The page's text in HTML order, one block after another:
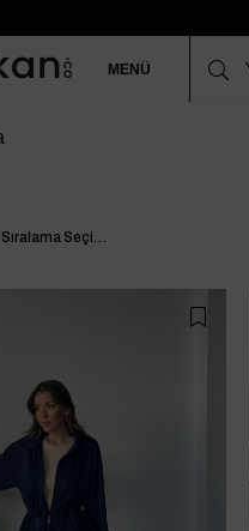
MENÜ